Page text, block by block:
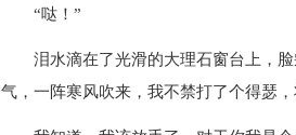
“哒！”
泪水滴在了光滑的大理石窗台上，
气，一阵寒风吹来，我不禁打了个得瑟